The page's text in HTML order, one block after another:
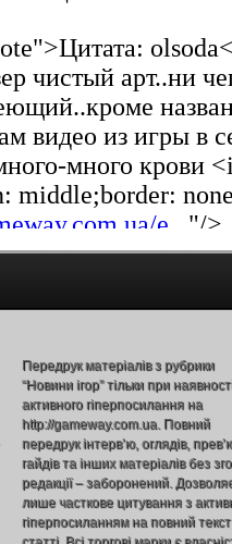
Передрук матеріалів з рубрики
“Новини ігор” тільки при
активного гіперпосилання на
http://gameway.com.ua. Повний
передрук інтерв’ю, оглядів,
гайдів та інших матеріалів без
редакції – заборонений.
лише часткове цитування з
гіперпосиланням на повний текст